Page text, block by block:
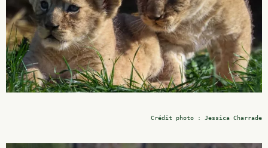
Crédit photo : Jessica Charrade